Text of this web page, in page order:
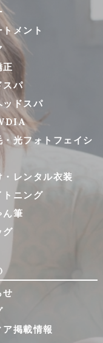
トメント
正
スパ
ッドスパ
・光フォトフェイシ
・レンタル衣装
トニング
ん筆
グ
せ
ア掲載情報